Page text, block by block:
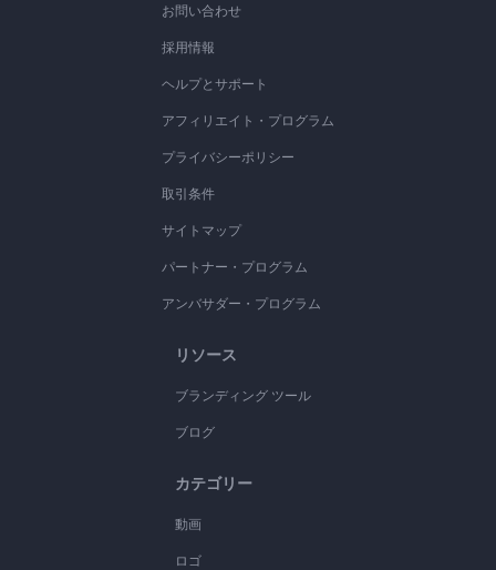
お問い合わせ
採用情報
ヘルプとサポート
アフィリエイト・プログラム
プライバシーポリシー
取引条件
サイトマップ
パートナー・プログラム
アンバサダー・プログラム
リソース
ブランディング ツール
ブログ
カテゴリー
動画
ロゴ